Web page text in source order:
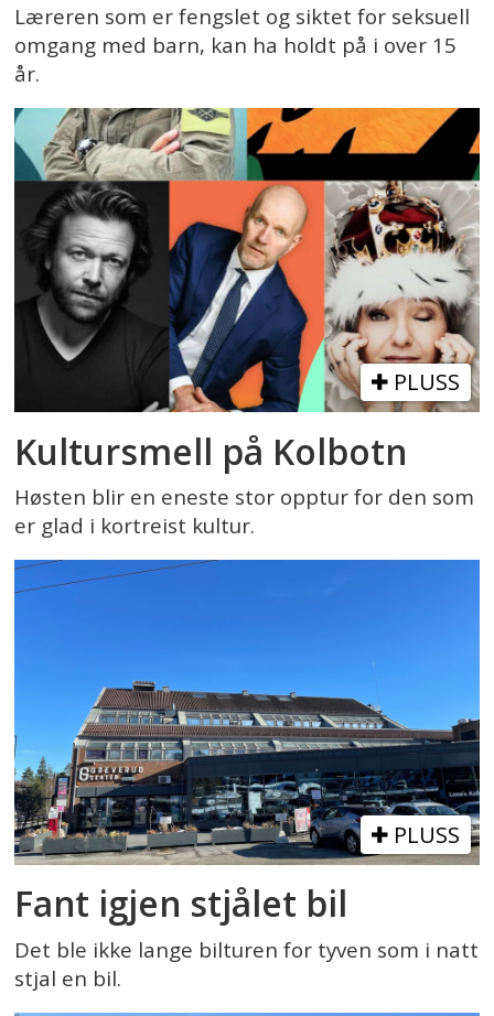
Læreren som er fengslet og siktet for seksuell
omgang med barn, kan ha holdt på i over 15
år.
PLUSS
Kultursmell på Kolbotn
Høsten blir en eneste stor opptur for den som
er glad i kortreist kultur.
PLUSS
Fant igjen stjålet bil
Det ble ikke lange bilturen for tyven som i natt
stjal en bil.